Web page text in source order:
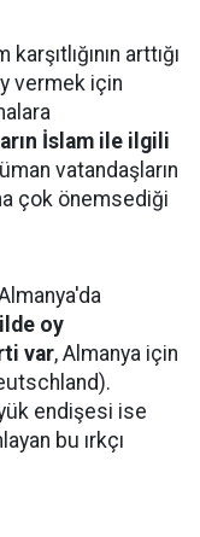
arttığı
vermek için
İslam ile ilgili
vatandaşların
çok önemsediği
oy
var, Almanya için
endişesi ise
bu ırkçı